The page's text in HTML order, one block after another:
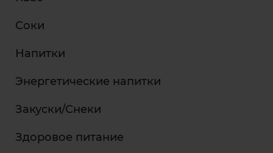
Соки
Напитки
Энергетические напитки
Закуски/Снеки
Здоровое питание